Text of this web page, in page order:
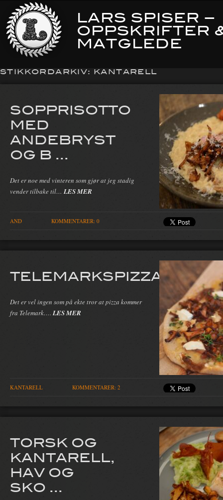
LARS SPISER –
OPPSKRIFTER
MATGLEDE
STIKKORDARKIV: KANTARELL
SOPPRISOTTO
MED
ANDEBRYST
OG B ...
Det er noe med vinteren som gjør at jeg stadig
vender tilbake til… LES MER
AND KOMMENTARER: 0
TELEMARKSPIZZA
Det er vel ingen som på ekte tror at pizza kommer
fra Telemark…. LES MER
KANTARELL KOMMENTARER: 2
TORSK OG
KANTARELL,
HAV OG
SKO ...